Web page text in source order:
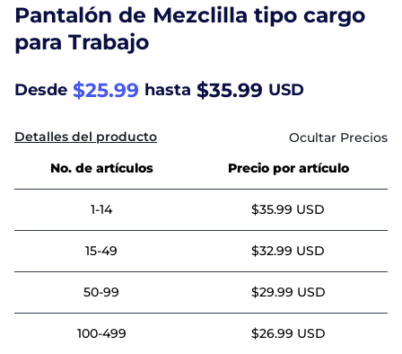
Pantalón de Mezclilla tipo cargo
para Trabajo
Desde $25.99 hasta $35.99 USD
Detalles del producto
No. de artículos
Precio por artículo
1-14 $35.99 USD
15-49 $32.99 USD
50-99 $29.99 USD
100-499 $26.99 USD